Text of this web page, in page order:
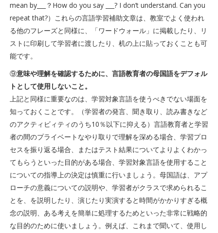
mean by___？How do you say ___? I don’t understand. Can you
repeat that?）これらの言語学習補助文章は、教室でよく使われ
る他のフレーズと同様に、「ワードウォール」に掲載したり、リ
ストに印刷して学習者に渡したり、机の上に貼っておくことも可
能です。
⑨意味や理解を確認するために、言語教育者の母国語をデフォル
トとして使用しないこと。
上記と同様に重要なのは、学習対象言語を使うべきでない場面を
知っておくことです。（学習者の発言、聞き取り、読み書きなど
のアクティビィティのうち10％以下に抑える）言語教育者と学習
者の間のプライベートなやり取りで理解を深める場合、学習プロ
セスを振り返る場合、またはテスト結果についてよりよくわかっ
てもらうといった目的がある場合、学習対象言語を使用すること
についての指導上の決定は慎重に行いましょう。母国語は、アプ
ローチの意義についての説明や、学習者がクラスで求められるこ
とを、を説明したり、演じたり実演すると時間がかかりすぎる概
念の説明、ある考えを簡単に処理するためといった非常に戦略的
な目的のために使いましょう。例えば、これまで聞いて、使用し